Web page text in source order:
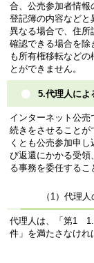
合、公売参加者情報
登記簿の内容などと
異なる場合で、住所
確認できる場合を除
も所有権移転など
とができません。
5.代理人によ
インターネット公
続きをさせることが
くとも公売参加申
び返還にかかる受領
る事務を委任するこ
（1）代理
代理人は、「第1 1.
件」を満たさなけれ